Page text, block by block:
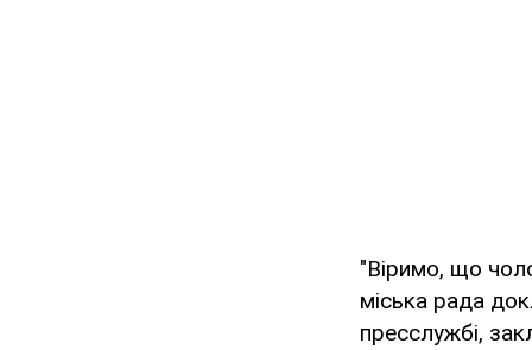
"Віримо, що
міська рада
пресслужбі,